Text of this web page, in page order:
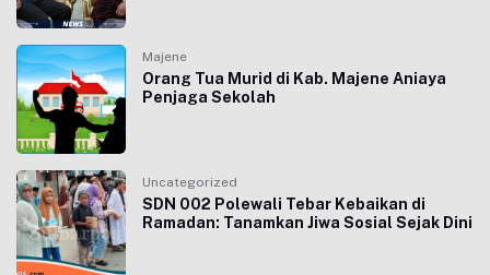
Majene
Orang Tua Murid di Kab. Majene Aniaya
Penjaga Sekolah
Uncategorized
SDN 002 Polewali Tebar Kebaikan di
Ramadan: Tanamkan Jiwa Sosial Sejak Dini